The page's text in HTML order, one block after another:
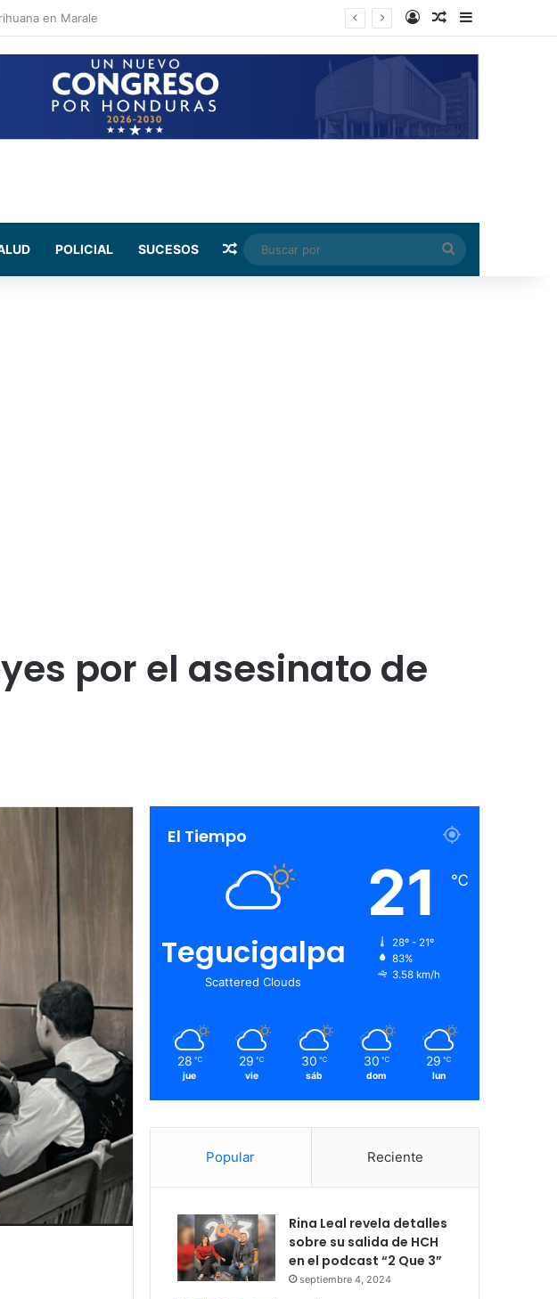
reforzar la seguridad en la capital Log InRandom Article
Sidebar
POLICIAL SUCESOS Random Article
Buscar
por
por el asesinato de
El Tiempo
Tegucigalpa
Scattered Clouds
21 ℃
28º - 21º
83%
3.58 km/h
28 ℃
jue
29 ℃
vie
30 ℃
sáb
30 ℃
dom
29 ℃
lun
Popular Reciente
Rina Leal revela detalles
sobre su salida de HCH
en el podcast “2 Que 3”
septiembre 4, 2024